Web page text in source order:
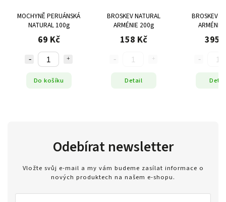
MOCHYNĚ PERUÁNSKÁ
NATURAL 100g
69 Kč
Do košíku
BROSKEV NATURAL
ARMÉNIE 200g
158 Kč
Detail
BROSKEV
ARMÉNIE
395
Odebírat newsletter
Vložte svůj e-mail a my vám budeme zasílat informace o
nových produktech na našem e-shopu.